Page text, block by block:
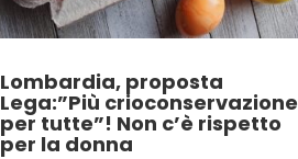
Lombardia, proposta
Lega:”Più crioconservazione
per tutte”! Non c’è rispetto
per la donna